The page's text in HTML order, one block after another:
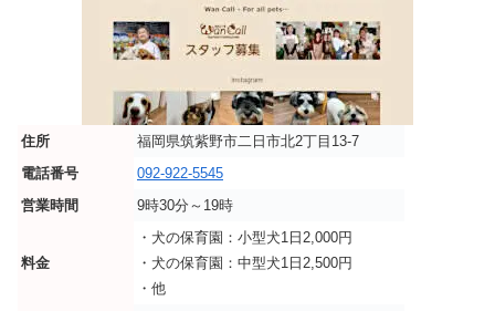
住所
福岡県筑紫野市二日市北2丁目13-7
電話番号
092-922-5545
営業時間
9時30分～19時
料金
・犬の保育園：小型犬1日2,000円
・犬の保育園：中型犬1日2,500円
・他